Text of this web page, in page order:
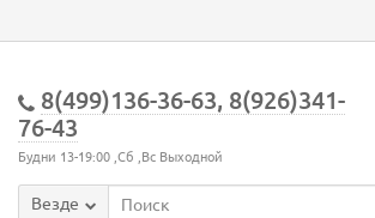
8(499)136-36-63, 8(926)341-
76-43
Будни 13-19:00 ,Сб ,Вс Выходной
Везде